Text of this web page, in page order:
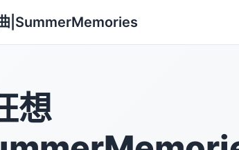
|SummerMemories
想